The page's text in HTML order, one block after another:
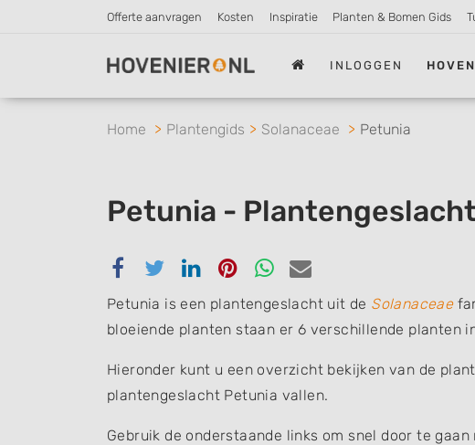
Offerte aanvragen Kosten Inspiratie Planten & Bomen Gids
INLOGGEN
Home Plantengids Solanaceae Petunia
Petunia - Plantengeslacht
Delen
Facebook
Delen
Twitter
Delen
Linkedin
Delen
Pinterest
Delen
Whatsapp
Delen
email
Petunia is een plantengeslacht uit de Solanaceae
bloeiende planten staan er 6 verschillende planten
Hieronder kunt u een overzicht bekijken van de
plantengeslacht Petunia vallen.
Gebruik de onderstaande links om snel door te